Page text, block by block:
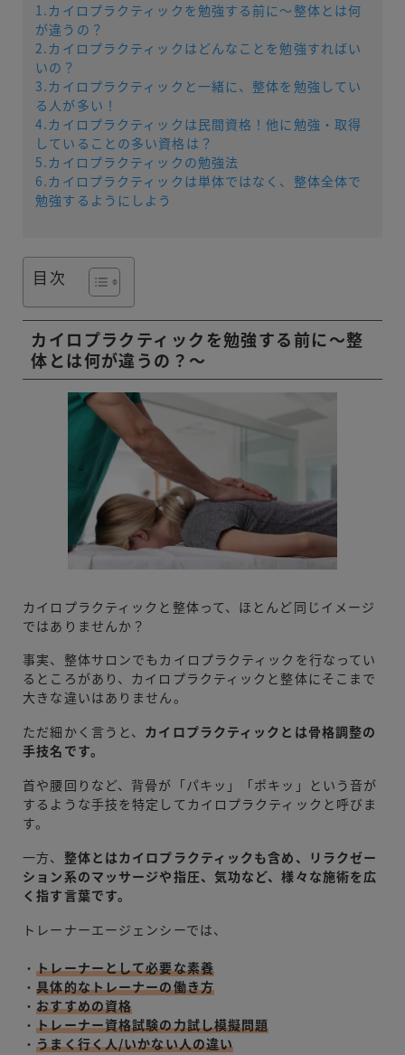
1.カイロプラクティックを勉強する前に〜整体とは何
が違うの？
2.カイロプラクティックはどんなことを勉強すればい
いの？
3.カイロプラクティックと一緒に、整体を勉強してい
る人が多い！
4.カイロプラクティックは民間資格！他に勉強・取得
していることの多い資格は？
5.カイロプラクティックの勉強法
6.カイロプラクティックは単体ではなく、整体全体で
勉強するようにしよう
目次
カイロプラクティックを勉強する前に〜整
体とは何が違うの？〜
カイロプラクティックと整体って、ほとんど同じイメージ
ではありませんか？
事実、整体サロンでもカイロプラクティックを行なってい
るところがあり、カイロプラクティックと整体にそこまで
大きな違いはありません。
ただ細かく言うと、 カイロプラクティックとは骨格調整の
手技名です。
首や腰回りなど、背骨が「パキッ」「ポキッ」という音が
するような手技を特定してカイロプラクティックと呼びま
す。
一方、 整体とはカイロプラクティックも含め、リラクゼー
ション系のマッサージや指圧、気功など、様々な施術を広
く指す言葉です。
トレーナーエージェンシーでは、
・トレーナーとして必要な素養
・具体的なトレーナーの働き方
・おすすめの資格
・トレーナー資格試験の力試し模擬問題
・うまく行く人/いかない人の違い